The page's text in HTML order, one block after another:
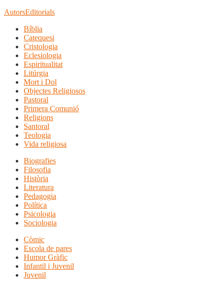
AutorsEditorials
Bíblia
Catequesi
Cristologia
Eclesiologia
Espiritualitat
Litúrgia
Mort i Dol
Objectes Religiosos
Pastoral
Primera Comunió
Religions
Santoral
Teologia
Vida religiosa
Biografies
Filosofia
Història
Literatura
Pedagogia
Política
Psicologia
Sociologia
Còmic
Escola de pares
Humor Gràfic
Infantil i Juvenil
Juvenil